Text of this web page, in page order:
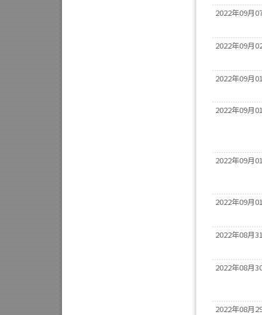
2022年09月
2022年09月
2022年09月
2022年09月
2022年09月
2022年09月
2022年08月
2022年08月
2022年08月